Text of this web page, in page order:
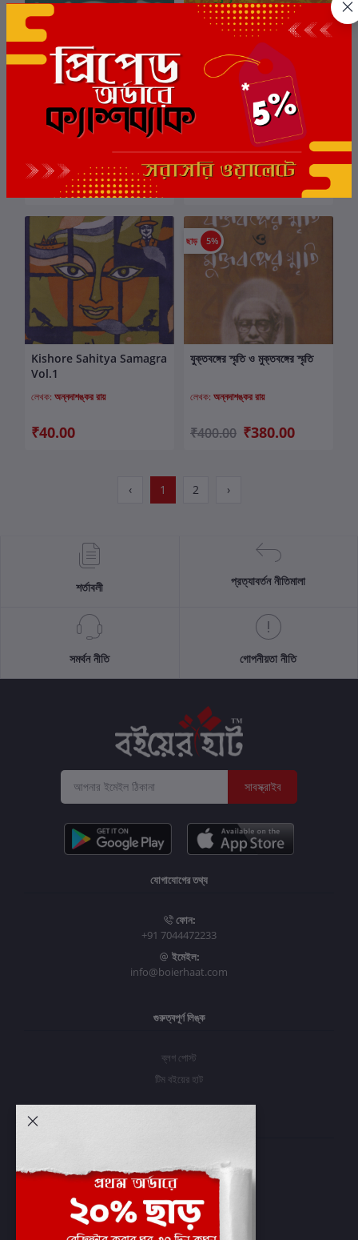
কার্টে যোগ করুন
পথে প্রবাসে
₹150.00
কার্টে যোগ করুন
Lalan Fakir O Tar Gaan
লেখক:অন্নদাশঙ্কর রায়
কার্টে যোগ করুন
Kishore Sahitya Samagra
Vol.1
লেখক: অন্নদাশঙ্কর রায়
₹40.00
ছাড় 5%
কার্টে যোগ করুন
যুক্তবঙ্গের স্মৃতি ও মুক্তবঙ্গের স্মৃতি
লেখক: অন্নদাশঙ্কর রায়
₹400.00 ₹380.00
‹ 1 2 ›
শর্তাবলী প্রত্যাবর্তন নীতিমালা
সমর্থন নীতি গোপনীয়তা নীতি
সাবস্ক্রাইব
যোগাযোগের তথ্য
ফোন:
+91 7044472233
ইমেইল:
info@boierhaat.com
গুরুত্বপূর্ণ লিঙ্ক
ব্লগ পোস্ট
টিম বইয়ের হাট
প্রবেশ করুন
অর্ডার ইতিহাস
আমার ইচ্ছাগুলি
অর্ডার ট্র্যাকিং